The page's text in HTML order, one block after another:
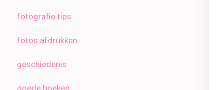
fotografie tips
fotos afdrukken
geschiedenis
goede boeken